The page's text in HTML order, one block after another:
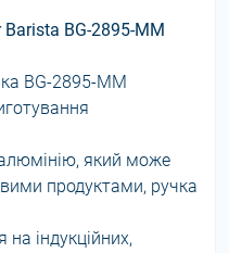
Barista BG-2895-MM
BG-2895-MM
який може
продуктами, ручка
на індукційних,